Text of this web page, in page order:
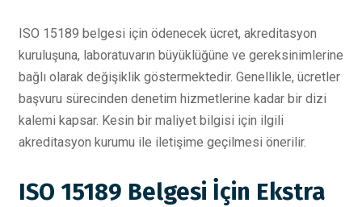
ISO 15189 belgesi için ödenecek ücret, akreditasyon
kuruluşuna, laboratuvarın büyüklüğüne ve gereksinimlerine
bağlı olarak değişiklik göstermektedir. Genellikle, ücretler
başvuru sürecinden denetim hizmetlerine kadar bir dizi
kalemi kapsar. Kesin bir maliyet bilgisi için ilgili
akreditasyon kurumu ile iletişime geçilmesi önerilir.
ISO 15189 Belgesi İçin Ekstra